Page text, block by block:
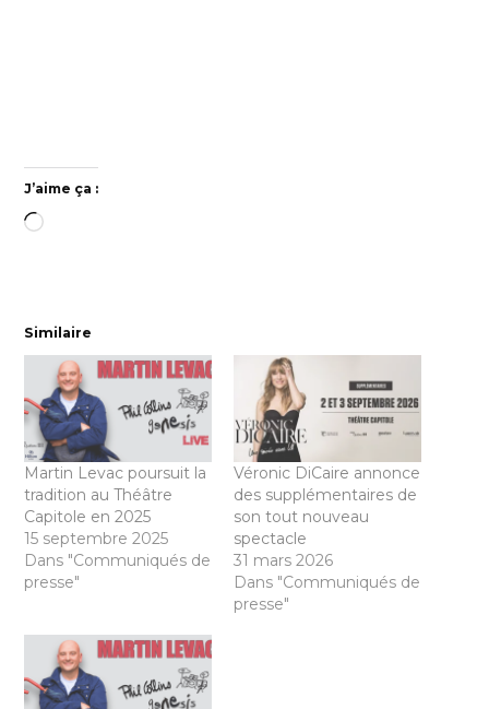
J’aime ça :
Chargement…
Similaire
Martin Levac poursuit la
tradition au Théâtre
Capitole en 2025
15 septembre 2025
Dans "Communiqués de
presse"
Véronic DiCaire annonce
des supplémentaires de
son tout nouveau
spectacle
31 mars 2026
Dans "Communiqués de
presse"